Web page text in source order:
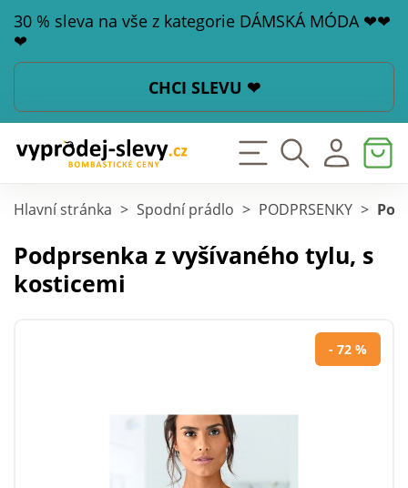
30 % sleva na vše z kategorie DÁMSKÁ MÓDA ❤❤
❤
CHCI SLEVU ❤
Hlavní stránka > Spodní prádlo > PODPRSENKY >
Podprsenka z vyšívaného tylu, s
kosticemi
- 72 %